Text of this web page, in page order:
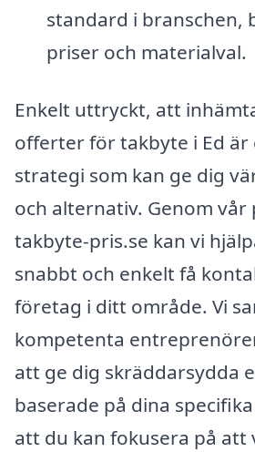
standard i branschen,
priser och materialval.
Enkelt uttryckt, att
offerter för takbyte i Ed är
strategi som kan ge dig
och alternativ. Genom
takbyte-pris.se kan vi
snabbt och enkelt få
företag i ditt område. Vi
kompetenta
att ge dig skräddarsydda
baserade på dina
att du kan fokusera på att